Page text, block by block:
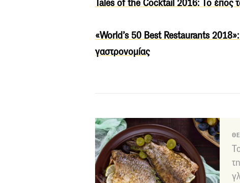
Tales of the Cocktail 2016: Το έπος
«World’s 50 Βest Restaurants
γαστρονομίας